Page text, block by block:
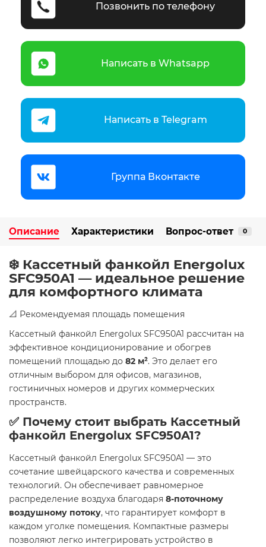
Позвонить по телефону
Написать в Whatsapp
Написать в Telegram
Группа Вконтакте
Описание Характеристики Вопрос-ответ 0
❄️ Кассетный фанкойл Energolux
SFC950A1 — идеальное решение
для комфортного климата
📐 Рекомендуемая площадь помещения
Кассетный фанкойл Energolux SFC950A1 рассчитан на
эффективное кондиционирование и обогрев
помещений площадью до 82 м². Это делает его
отличным выбором для офисов, магазинов,
гостиничных номеров и других коммерческих
пространств.
✅ Почему стоит выбрать Кассетный
фанкойл Energolux SFC950A1?
Кассетный фанкойл Energolux SFC950A1 — это
сочетание швейцарского качества и современных
технологий. Он обеспечивает равномерное
распределение воздуха благодаря 8-поточному
воздушному потоку, что гарантирует комфорт в
каждом уголке помещения. Компактные размеры
позволяют легко интегрировать устройство в